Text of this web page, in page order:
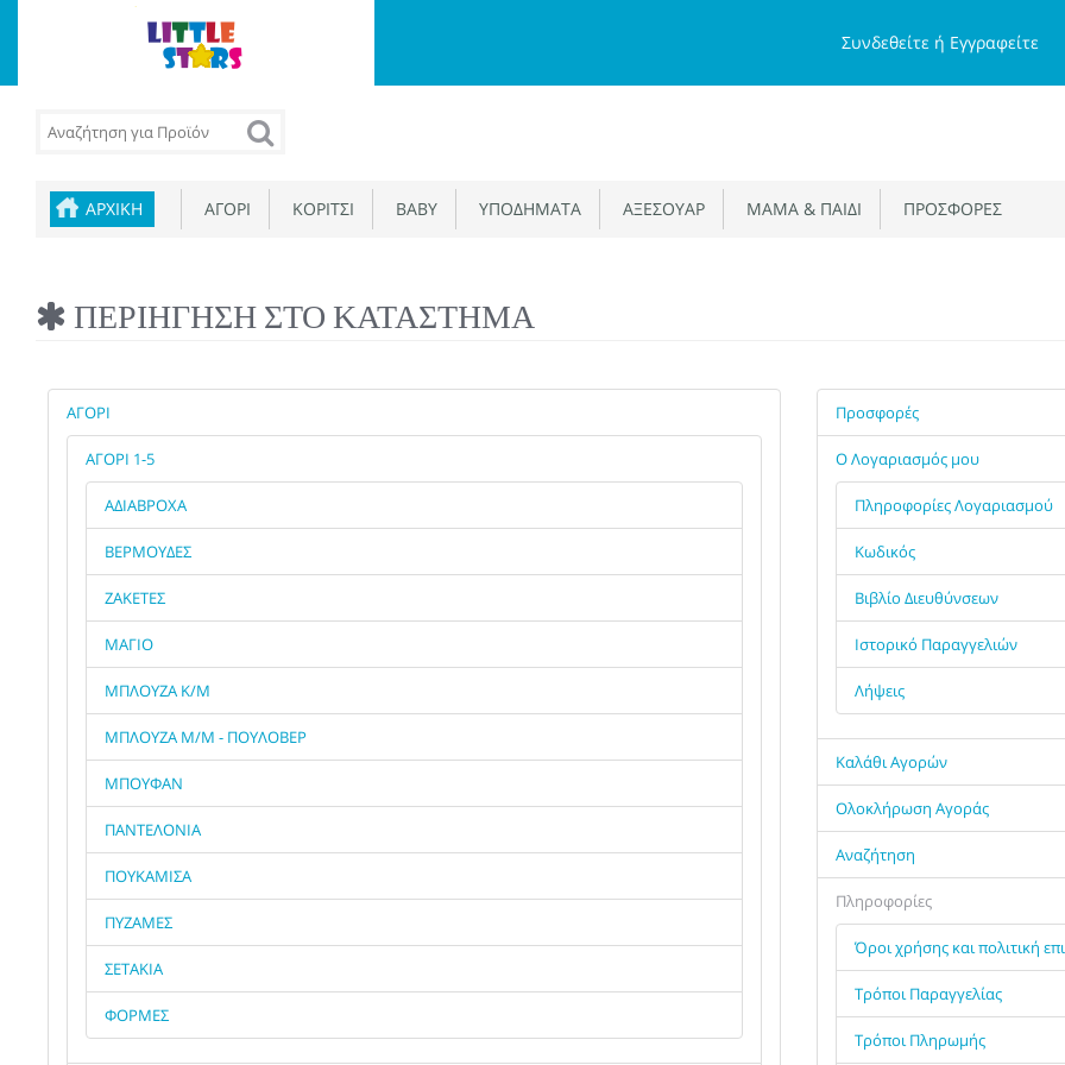
Συνδεθείτε ή Eγγραφείτε
ΑΡΧΙΚΉ ΑΓΟΡΙ ΚΟΡΙΤΣΙ BABY ΥΠΟΔΗΜΑΤΑ ΑΞΕΣΟΥΑΡ ΜΑΜΑ & ΠΑΙΔΙ ΠΡΟΣΦΟΡΕΣ
ΠΕΡΙΉΓΗΣΗ ΣΤΟ ΚΑΤΆΣΤΗΜΑ
ΑΓΟΡΙ
ΑΓΟΡΙ 1-5
ΑΔΙΑΒΡΟΧΑ
ΒΕΡΜΟΥΔΕΣ
ΖΑΚΕΤΕΣ
ΜΑΓΙΟ
ΜΠΛΟΥΖΑ Κ/Μ
ΜΠΛΟΥΖΑ Μ/Μ - ΠΟΥΛΟΒΕΡ
ΜΠΟΥΦΑΝ
ΠΑΝΤΕΛΟΝΙΑ
ΠΟΥΚΑΜΙΣΑ
ΠΥΖΑΜΕΣ
ΣΕΤΑΚΙΑ
ΦΟΡΜΕΣ
Προσφορές
Ο Λογαριασμός μου
Πληροφορίες Λογαριασμού
Κωδικός
Βιβλίο Διευθύνσεων
Ιστορικό Παραγγελιών
Λήψεις
Καλάθι Αγορών
Ολοκλήρωση Αγοράς
Αναζήτηση
Πληροφορίες
Όροι χρήσης και πολιτική
Τρόποι Παραγγελίας
Τρόποι Πληρωμής